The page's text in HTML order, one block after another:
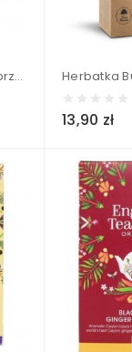
Herbatka polecana przy zaparciach (25x2g) BIO - Dary Natury 50 g
13,90 zł